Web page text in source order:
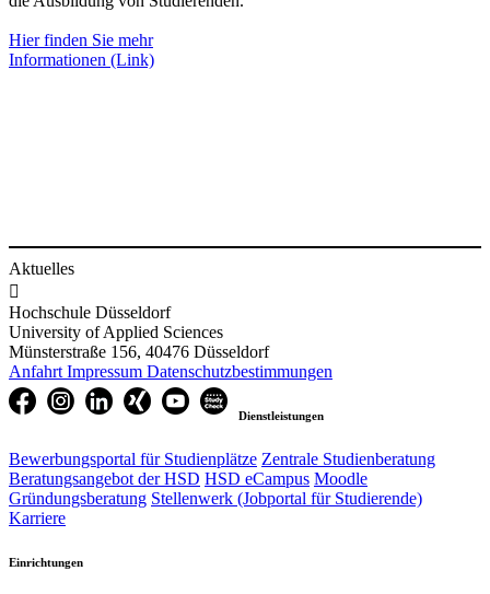
Hier finden Sie mehr
Informationen (Link)
Aktuelles

Hochschule Düsseldorf
University of Applied Sciences
Münsterstraße 156, 40476 Düsseldorf
Anfahrt Impressum Datenschutzbestimmungen
Dienstleistungen
Bewerbungsportal für Studienplätze Zentrale Studienberatung
Beratungsangebot der HSD HSD eCampus Moodle
Gründungsberatung Stellenwerk (Jobportal für Studierende)
Karriere
Einrichtungen